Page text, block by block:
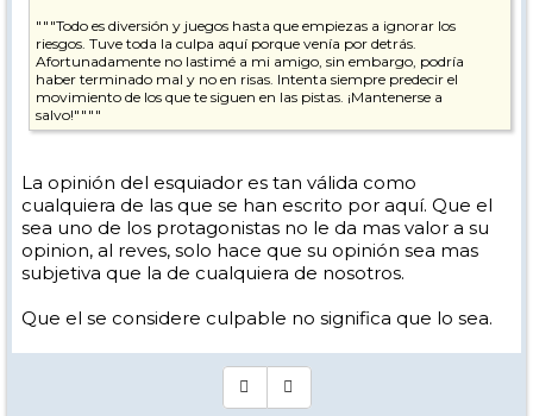
"""Todo es diversión y juegos hasta que empiezas a ignorar los
riesgos. Tuve toda la culpa aquí porque venía por detrás.
Afortunadamente no lastimé a mi amigo, sin embargo, podría
haber terminado mal y no en risas. Intenta siempre predecir el
movimiento de los que te siguen en las pistas. ¡Mantenerse a
salvo!""""
La opinión del esquiador es tan válida como
cualquiera de las que se han escrito por aquí. Que el
sea uno de los protagonistas no le da mas valor a su
opinion, al reves, solo hace que su opinión sea mas
subjetiva que la de cualquiera de nosotros.
Que el se considere culpable no significa que lo sea.